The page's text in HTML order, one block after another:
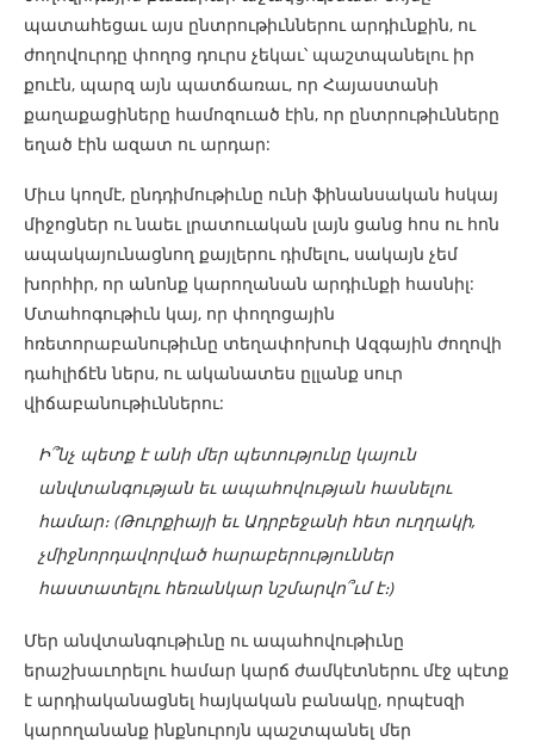
պատահեցաւ այս ընտրութիւններու արդիւնքին, ու
ժողովուրդը փողոց դուրս չեկաւ՝ պաշտպանելու իր
քուէն, պարզ այն պատճառաւ, որ Հայաստանի
քաղաքացիները համոզուած էին, որ ընտրութիւնները
եղած էին ազատ ու արդար:
Միւս կողմէ, ընդդիմութիւնը ունի ֆինանսական հսկայ
միջոցներ ու նաեւ լրատուական լայն ցանց հոս ու հոն
ապակայունացնող քայլերու դիմելու, սակայն չեմ
խորհիր, որ անոնք կարողանան արդիւնքի հասնիլ:
Մտահոգութիւն կայ, որ փողոցային
հռետորաբանութիւնը տեղափոխուի Ազգային ժողովի
դահլիճէն ներս, ու ականատես ըլլանք սուր
վիճաբանութիւններու:
Ի՞նչ պետք է անի մեր պետությունը կայուն
անվտանգության եւ ապահովության հասնելու
համար։ (Թուրքիայի եւ Ադրբեջանի հետ ուղղակի,
չմիջնորդավորված հարաբերություններ
հաստատելու հեռանկար նշմարվո՞ւմ է։)
Մեր անվտանգութիւնը ու ապահովութիւնը
երաշխաւորելու համար կարճ ժամկէտներու մէջ պէտք
է արդիականացնել հայկական բանակը, որպէսզի
կարողանանք ինքնուրոյն պաշտպանել մեր